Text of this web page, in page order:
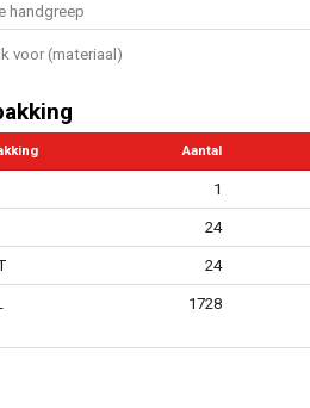
handgreep
voor (materiaal)
Aantal
1
24
24
1728